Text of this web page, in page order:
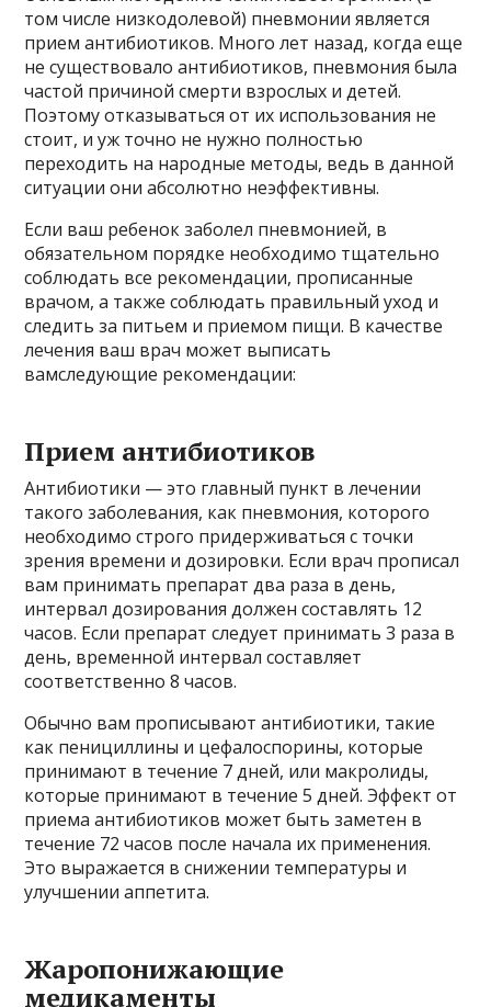
том числе низкодолевой) пневмонии является
прием антибиотиков. Много лет назад, когда еще
не существовало антибиотиков, пневмония была
частой причиной смерти взрослых и детей.
Поэтому отказываться от их использования не
стоит, и уж точно не нужно полностью
переходить на народные методы, ведь в данной
ситуации они абсолютно неэффективны.
Если ваш ребенок заболел пневмонией, в
обязательном порядке необходимо тщательно
соблюдать все рекомендации, прописанные
врачом, а также соблюдать правильный уход и
следить за питьем и приемом пищи. В качестве
лечения ваш врач может выписать
вамследующие рекомендации:
Прием антибиотиков
Антибиотики — это главный пункт в лечении
такого заболевания, как пневмония, которого
необходимо строго придерживаться с точки
зрения времени и дозировки. Если врач прописал
вам принимать препарат два раза в день,
интервал дозирования должен составлять 12
часов. Если препарат следует принимать 3 раза в
день, временной интервал составляет
соответственно 8 часов.
Обычно вам прописывают антибиотики, такие
как пенициллины и цефалоспорины, которые
принимают в течение 7 дней, или макролиды,
которые принимают в течение 5 дней. Эффект от
приема антибиотиков может быть заметен в
течение 72 часов после начала их применения.
Это выражается в снижении температуры и
улучшении аппетита.
Жаропонижающие
медикаменты